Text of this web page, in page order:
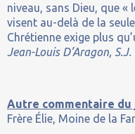
niveau, sans Dieu, que «
visent au-delà de la
Chrétienne exige plus
Jean-Louis D’Aragon, S.J.
Autre commentaire du
Frère Élie, Moine de la